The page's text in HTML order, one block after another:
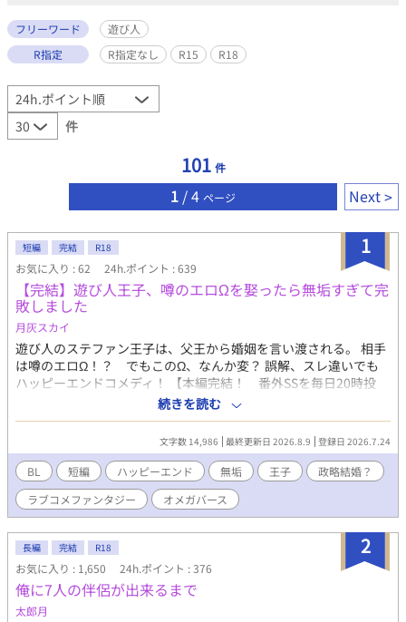
フリーワード
遊び人
R指定
R指定なし R15 R18
件
101 件
1 / 4 ページ Next
1
短編 完結 R18
お気に入り : 62 24h.ポイント : 639
【完結】遊び人王子、噂のエロΩを娶ったら無垢すぎて完
敗しました
月灰スカイ
遊び人のステファン王子は、父王から婚姻を言い渡される。 相手
は噂のエロΩ！？ でもこのΩ、なんか変？ 誤解、スレ違いでも
ハッピーエンドコメディ！ 【本編完結！ 番外SSを毎日20時投
稿！】 R18話には※が付いています。 直接的な行為はありません
が、念のため付けています。
続きを読む
文字数 14,986 最終更新日 2026.8.9 登録日 2026.7.24
BL 短編 ハッピーエンド 無垢 王子
政略結婚？
ラブコメファンタジー
オメガバース
2
長編 完結 R18
お気に入り : 1,650 24h.ポイント : 376
俺に7人の伴侶が出来るまで
太郎月